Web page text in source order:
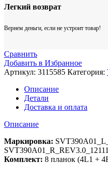
Легкий возврат
Вернем деньги, если не устроит товар!
Сравнить
Добавить в Избранное
Артикул: 3115585 Категория:
Описание
Детали
Доставка и оплата
Описание
Маркировка:
Комплект: 8 планок (4L1 +